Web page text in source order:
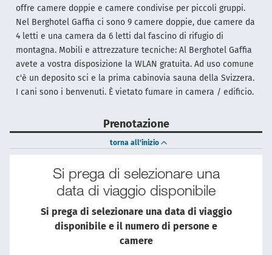
offre camere doppie e camere condivise per piccoli gruppi.
Nel Berghotel Gaffia ci sono 9 camere doppie, due camere da
4 letti e una camera da 6 letti dal fascino di rifugio di
montagna. Mobili e attrezzature tecniche: Al Berghotel Gaffia
avete a vostra disposizione la WLAN gratuita. Ad uso comune
c'è un deposito sci e la prima cabinovia sauna della Svizzera.
I cani sono i benvenuti. È vietato fumare in camera / edificio.
Prenotazione
torna all'inizio
Si prega di selezionare una
data di viaggio disponibile
Si prega di selezionare una data di viaggio
disponibile e il numero di persone e
camere